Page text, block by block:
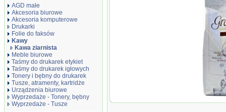
AGD małe
Akcesoria biurowe
Akcesoria komputerowe
Drukarki
Folie do faksów
Kawy
Kawa ziarnista
Meble biurowe
Taśmy do drukarek etykiet
Taśmy do drukarek igłowych
Tonery i bębny do drukarek
Tusze, atramenty, kartridże
Urządzenia biurowe
Wyprzedaże - Tonery, bębny
Wyprzedaże - Tusze
Kawa